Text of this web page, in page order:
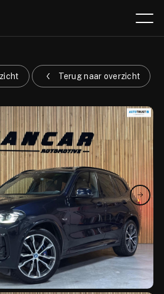
Aanbod
Over ons
Verkocht
calculator
Contact
Terug naar overzicht